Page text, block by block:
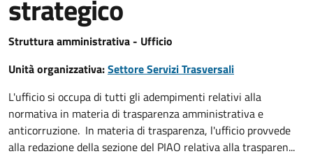
strategico
Struttura amministrativa - Ufficio
Unità organizzativa:Settore Servizi Trasversali
L'ufficio si occupa di tutti gli adempimenti relativi alla
normativa in materia di trasparenza amministrativa e
anticorruzione. In materia di trasparenza, l'ufficio provvede
alla redazione della sezione del PIAO relativa alla trasparen...